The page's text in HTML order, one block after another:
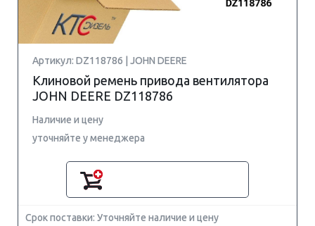
Артикул: DZ118786 | JOHN DEERE
Клиновой ремень привода вентилятора
JOHN DEERE DZ118786
Наличие и цену
уточняйте у менеджера
Срок поставки: Уточняйте наличие и цену